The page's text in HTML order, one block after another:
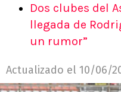
Dos clubes del
llegada de
un rumor”
Actualizado el 10/06/